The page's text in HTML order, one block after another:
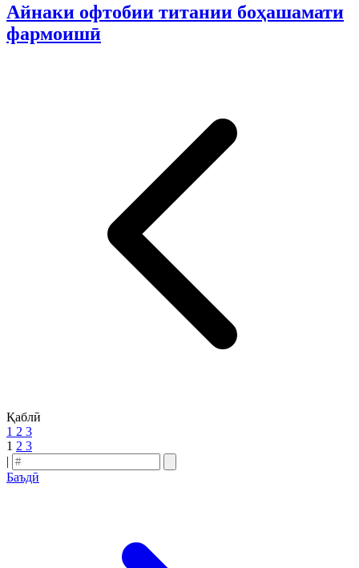
Айнаки офтобии титании боҳашамати
фармоишӣ
Қаблӣ
1 2 3
1 2 3
|
Баъдӣ